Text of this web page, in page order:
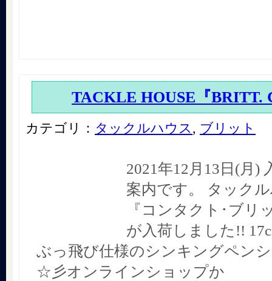
TACKLE HOUSE『BRITT.
カテゴリ： タックルハウス , ブリット
2021年12月13日(月)
案内です。 タック
『コンタクト･ブリ
が入荷しました!!
ぶっ飛び仕様のシンキングペン
☆彡オンラインショップか